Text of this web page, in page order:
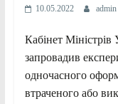
10.05.2022 admin
Кабінет
запровадив
одночасного
втраченого або